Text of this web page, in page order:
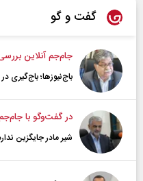
گفت و گو
جام‌جم آنلاین
باج‌نیوزها؛ باج‌گیری
در گفت‌و‌گو با
شیر مادر جایگزین